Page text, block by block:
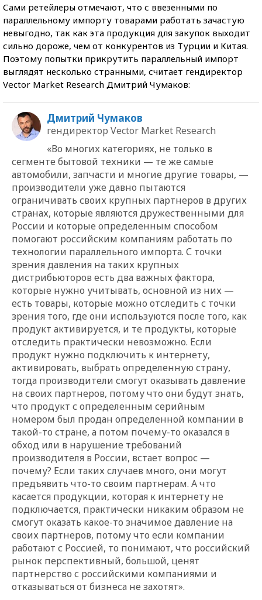
Сами ретейлеры отмечают, что с ввезенными по
параллельному импорту товарами работать зачастую
невыгодно, так как эта продукция для закупок выходит
сильно дороже, чем от конкурентов из Турции и Китая.
Поэтому попытки прикрутить параллельный импорт
выглядят несколько странными, считает гендиректор
Vector Market Research Дмитрий Чумаков:
Дмитрий Чумаков
гендиректор Vector Market Research
«Во многих категориях, не только в
сегменте бытовой техники — те же самые
автомобили, запчасти и многие другие товары, —
производители уже давно пытаются
ограничивать своих крупных партнеров в других
странах, которые являются дружественными для
России и которые определенным способом
помогают российским компаниям работать по
технологии параллельного импорта. С точки
зрения давления на таких крупных
дистрибьюторов есть два важных фактора,
которые нужно учитывать, основной из них —
есть товары, которые можно отследить с точки
зрения того, где они используются после того, как
продукт активируется, и те продукты, которые
отследить практически невозможно. Если
продукт нужно подключить к интернету,
активировать, выбрать определенную страну,
тогда производители смогут оказывать давление
на своих партнеров, потому что они будут знать,
что продукт с определенным серийным
номером был продан определенной компании в
такой-то стране, а потом почему-то оказался в
обход или в нарушение требований
производителя в России, встает вопрос —
почему? Если таких случаев много, они могут
предъявить что-то своим партнерам. А что
касается продукции, которая к интернету не
подключается, практически никаким образом не
смогут оказать какое-то значимое давление на
своих партнеров, потому что если компании
работают с Россией, то понимают, что российский
рынок перспективный, большой, ценят
партнерство с российскими компаниями и
отказываться от бизнеса не захотят».